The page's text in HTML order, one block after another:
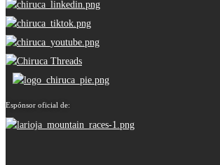
Espónsor oficial de: